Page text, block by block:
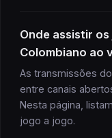
Onde assistir os
Colombiano ao
As transmissões do
entre canais
Nesta página,
jogo a jogo.